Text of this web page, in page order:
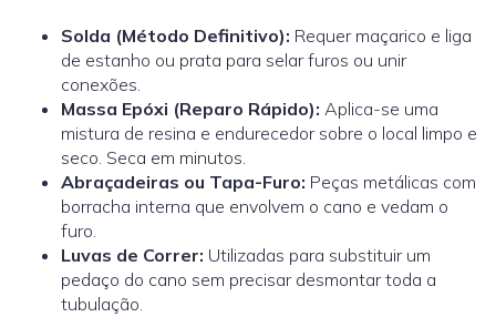
Solda (Método Definitivo): Requer maçarico e liga
de estanho ou prata para selar furos ou unir
conexões.
Massa Epóxi (Reparo Rápido): Aplica-se uma
mistura de resina e endurecedor sobre o local limpo e
seco. Seca em minutos.
Abraçadeiras ou Tapa-Furo: Peças metálicas com
borracha interna que envolvem o cano e vedam o
furo.
Luvas de Correr: Utilizadas para substituir um
pedaço do cano sem precisar desmontar toda a
tubulação.